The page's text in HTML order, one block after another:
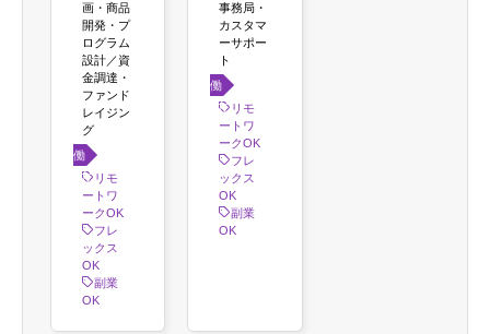
画・商品
開発・プ
ログラム
設計／資
金調達・
ファンド
レイジン
グ
働き
方 リモ
ートワ
ークOK
フレ
ックス
OK
副業
OK
事務局・
カスタマ
ーサポー
ト
働き
方 リモ
ートワ
ークOK
フレ
ックス
OK
副業
OK